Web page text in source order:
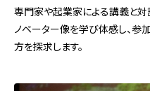
専門家や起業家による講義と対
ノベーター像を学び体感し、参
方を探求します。